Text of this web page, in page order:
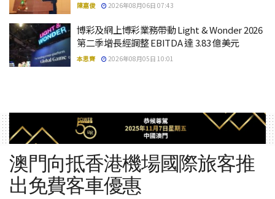
陳嘉俊 2026年08月06日 07:43
博彩及網上博彩業務帶動 Light & Wonder 2026
第二季增長經調整 EBITDA 達 3.83 億美元
本思齊 2026年08月05日 10:01
澳門向抵香港機場國際旅客推
出免費客車優惠